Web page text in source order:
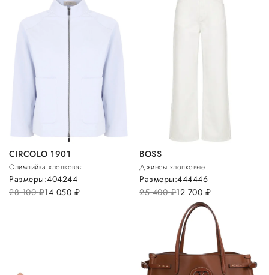
CIRCOLO 1901
Олимпийка хлопковая
28 100руб.14 050 руб.
Размеры:404244
BOSS
Джинсы хлопковые
25 400руб.12 700 руб.
Размеры:444446